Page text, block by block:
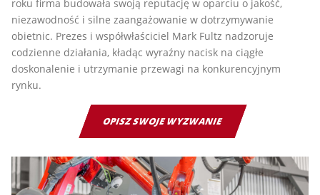
roku firma budowała swoją reputację w oparciu o jakość,
niezawodność i silne zaangażowanie w dotrzymywanie
obietnic. Prezes i współwłaściciel Mark Fultz nadzoruje
codzienne działania, kładąc wyraźny nacisk na ciągłe
doskonalenie i utrzymanie przewagi na konkurencyjnym
rynku.
OPISZ SWOJE WYZWANIE